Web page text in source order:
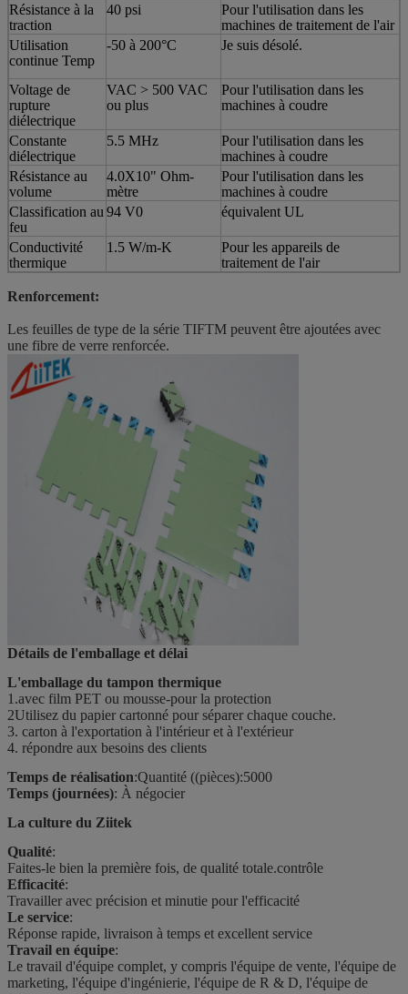
Résistance à la
traction
40 psi
Pour l'utilisation dans les
machines de traitement de l'air
Utilisation
continue Temp
-50 à 200°C Je suis désolé.
Voltage de
rupture
diélectrique
VAC > 500 VAC
ou plus
Pour l'utilisation dans les
machines à coudre
Constante
diélectrique
5.5 MHz
Pour l'utilisation dans les
machines à coudre
Résistance au
volume
4.0X10" Ohm-
mètre
Pour l'utilisation dans les
machines à coudre
Classification au
feu
94 V0 équivalent UL
Conductivité
thermique
1.5 W/m-K
Pour les appareils de
traitement de l'air
Renforcement:
Les feuilles de type de la série TIFTM peuvent être ajoutées avec
une fibre de verre renforcée.
Détails de l'emballage et délai
L'emballage du tampon thermique
1.avec film PET ou mousse-pour la protection
2Utilisez du papier cartonné pour séparer chaque couche.
3. carton à l'exportation à l'intérieur et à l'extérieur
4. répondre aux besoins des clients
Temps de réalisation:Quantité ((pièces):5000
Temps (journées): À négocier
La culture du Ziitek
Qualité:
Faites-le bien la première fois, de qualité totale.contrôle
Efficacité:
Travailler avec précision et minutie pour l'efficacité
Le service:
Réponse rapide, livraison à temps et excellent service
Travail en équipe:
Le travail d'équipe complet, y compris l'équipe de vente, l'équipe de
marketing, l'équipe d'ingénierie, l'équipe de R & D, l'équipe de